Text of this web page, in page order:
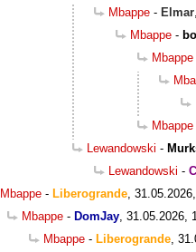
Mbappe - Elmar
Mbappe -
Mbappe
Mbappe
Lewandowski -
Lewandowski -
Mbappe - Liberogrande
Mbappe - DomJay 31.05.2026,
Mbappe - Liberogrande